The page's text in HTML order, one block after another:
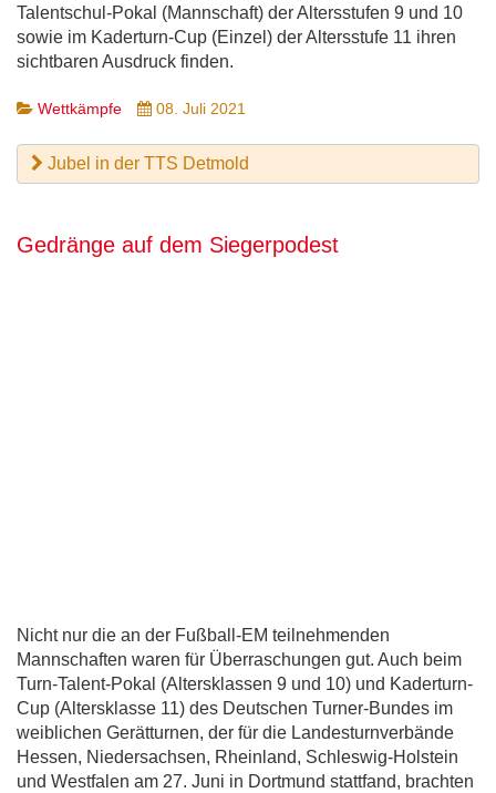
Talentschul-Pokal (Mannschaft) der Altersstufen 9 und 10
sowie im Kaderturn-Cup (Einzel) der Altersstufe 11 ihren
sichtbaren Ausdruck finden.
Wettkämpfe 08. Juli 2021
Jubel in der TTS Detmold
Gedränge auf dem Siegerpodest
Nicht nur die an der Fußball-EM teilnehmenden
Mannschaften waren für Überraschungen gut. Auch beim
Turn-Talent-Pokal (Altersklassen 9 und 10) und Kaderturn-
Cup (Altersklasse 11) des Deutschen Turner-Bundes im
weiblichen Gerätturnen, der für die Landesturnverbände
Hessen, Niedersachsen, Rheinland, Schleswig-Holstein
und Westfalen am 27. Juni in Dortmund stattfand, brachten